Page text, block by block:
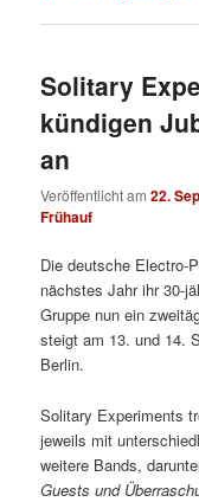
Solitary
kündigen
an
Veröffentlicht am22.
Frühauf
Die deutsche Electro-
nächstes Jahr ihr 30-
Gruppe nun ein
steigt am 13. und 14.
Berlin.
Solitary Experiments
jeweils mit
weitere Bands,
Guests und